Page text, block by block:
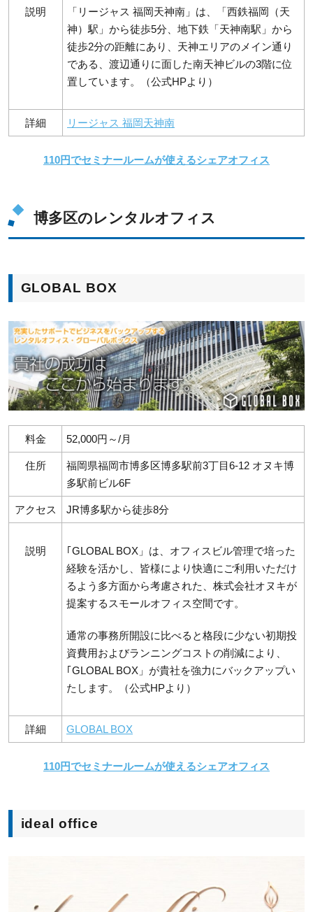
説明
「リージャス 福岡天神南」は、「西鉄福岡（天
神）駅」から徒歩5分、地下鉄「天神南駅」から
徒歩2分の距離にあり、天神エリアのメイン通り
である、渡辺通りに面した南天神ビルの3階に位
置しています。（公式HPより）
詳細 リージャス 福岡天神南
110円でセミナールームが使えるシェアオフィス
博多区のレンタルオフィス
GLOBAL BOX
料金 52,000円～/月
住所
福岡県福岡市博多区博多駅前3丁目6-12 オヌキ博
多駅前ビル6F
アクセス JR博多駅から徒歩8分
説明
｢GLOBAL BOX」は、オフィスビル管理で培った
経験を活かし、皆様により快適にご利用いただけ
るよう多方面から考慮された、株式会社オヌキが
提案するスモールオフィス空間です。
通常の事務所開設に比べると格段に少ない初期投
資費用およびランニングコストの削減により、
｢GLOBAL BOX」が貴社を強力にバックアップい
たします。（公式HPより）
詳細 GLOBAL BOX
110円でセミナールームが使えるシェアオフィス
ideal office